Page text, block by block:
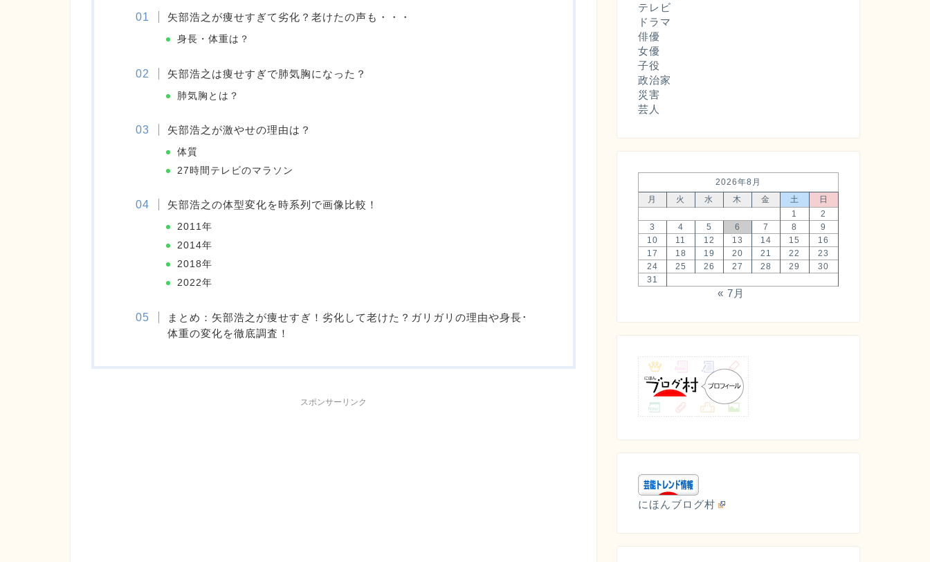
矢部浩之が痩せすぎて劣化？老けたの声も・・・
身長・体重は？
矢部浩之は痩せすぎで肺気胸になった？
肺気胸とは？
矢部浩之が激やせの理由は？
体質
27時間テレビのマラソン
矢部浩之の体型変化を時系列で画像比較！
2011年
2014年
2018年
2022年
まとめ：矢部浩之が痩せすぎ！劣化して老けた？ガリガリの理由や身長･
体重の変化を徹底調査！
スポンサーリンク
テレビ
ドラマ
俳優
女優
子役
政治家
災害
芸人
2026年8月
月
火 水 木 金 土
日
1
2
3
4 5 6 7 8
9
10
11 12 13 14 15
16
17
18 19 20 21 22
23
24
25 26 27 28 29
30
31
« 7月
にほんブログ村